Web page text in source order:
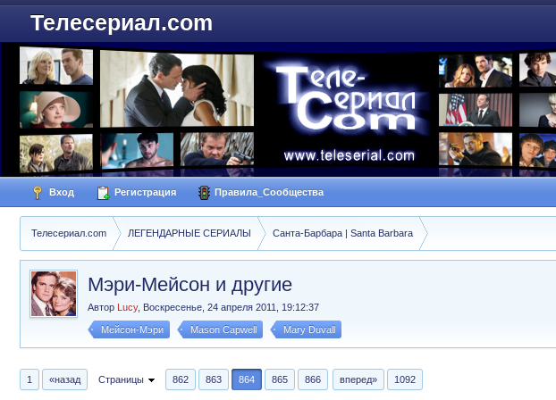
Телесериал.com
Вход Регистрация Правила_Сообщества
Телесериал.com ЛЕГЕНДАРНЫЕ СЕРИАЛЫ Санта-Барбара | Santa Barbara
Мэри-Мейсон и другие
Автор Lucy, Воскресенье, 24 апреля 2011, 19:12:37
Мейсон-Мэри Mason Capwell Mary Duvall
1 «назад Страницы 862 863 864 865 866 вперед» 1092